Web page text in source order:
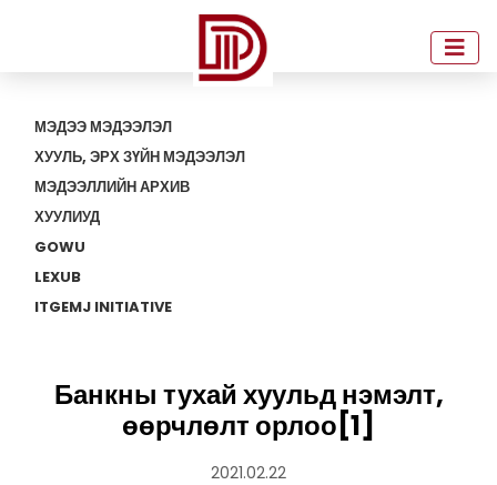
МЭДЭЭ МЭДЭЭЛЭЛ
ХУУЛЬ, ЭРХ ЗҮЙН МЭДЭЭЛЭЛ
МЭДЭЭЛЛИЙН АРХИВ
ХУУЛИУД
GOWU
LEXUB
ITGEMJ INITIATIVE
Банкны тухай хуульд нэмэлт,
өөрчлөлт орлоо[1]
2021.02.22